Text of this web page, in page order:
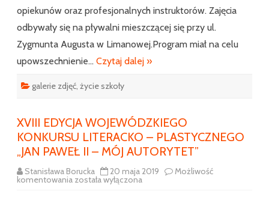
opiekunów oraz profesjonalnych instruktorów. Zajęcia
odbywały się na pływalni mieszczącej się przy ul.
Zygmunta Augusta w Limanowej.Program miał na celu
upowszechnienie… Czytaj dalej »
galerie zdjęć życie szkoły
XVIII EDYCJA WOJEWÓDZKIEGO
KONKURSU LITERACKO – PLASTYCZNEGO
„JAN PAWEŁ II – MÓJ AUTORYTET”
Stanisława Borucka 20 maja 2019 Możliwość
komentowania XVIII
została wyłączona